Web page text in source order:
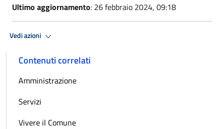
Ultimo aggiornamento: 26 febbraio 2024, 09:18
Vedi azioni
Contenuti correlati
Amministrazione
Servizi
Vivere il Comune